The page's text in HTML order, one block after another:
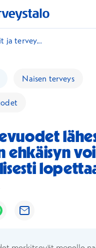
ja tervey...
Naisen terveys
ehkäisyn voi
ikkunaan
uuteen ikkunaan
Avautuu uuteen